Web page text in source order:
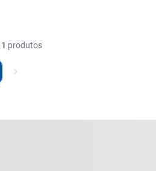
1 produtos